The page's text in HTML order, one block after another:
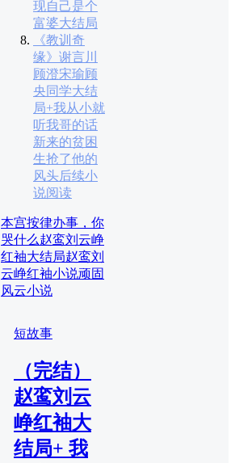
现自己是个
富婆大结局
《教训奇
缘》谢言川
顾澄宋瑜顾
央同学大结
局+我从小就
听我哥的话
新来的贫困
生抢了他的
风头后续小
说阅读
本宫按律办事，你
哭什么赵鸾刘云峥
红袖大结局赵鸾刘
云峥红袖小说顽固
风云小说
短故事
（完结）
赵鸾刘云
峥红袖大
结局+ 我